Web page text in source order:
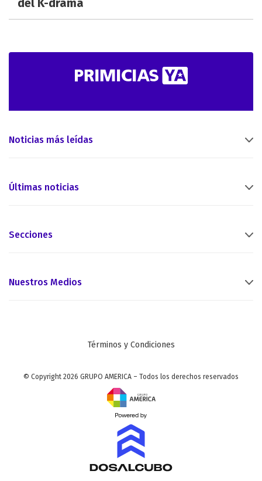
Noticias más leídas
Últimas noticias
Secciones
Nuestros Medios
Términos y Condiciones
© Copyright 2026 GRUPO AMERICA – Todos los derechos reservados